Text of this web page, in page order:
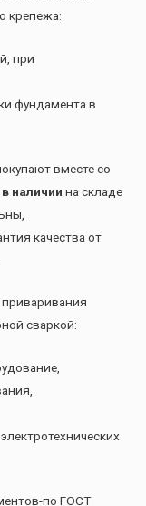
крепежа:
при
фундамента в
вместе со
в наличии на складе
качества от
сваркой:
по ГОСТ